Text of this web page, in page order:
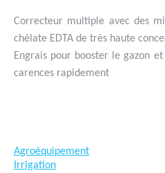
Correcteur multiple avec des
chélate EDTA de très haute
Engrais pour booster le gazon
carences rapidement
Agroéquipement
Irrigation